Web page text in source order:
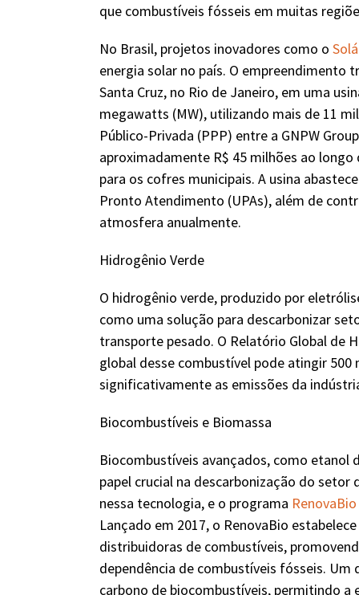
que combustíveis fósseis em muitas
No Brasil, projetos inovadores como o
energia solar no país. O
Santa Cruz, no Rio de Janeiro, em uma
megawatts (MW), utilizando mais de 11
Público-Privada (PPP) entre a GNPW
aproximadamente R$ 45 milhões ao
para os cofres municipais. A usina
Pronto Atendimento (UPAs), além de
atmosfera anualmente.
Hidrogênio Verde
O hidrogênio verde, produzido por
como uma solução para descarbonizar
transporte pesado. O Relatório Global de
global desse combustível pode atingir
significativamente as emissões da
Biocombustíveis e Biomassa
Biocombustíveis avançados, como etanol
papel crucial na descarbonização do
nessa tecnologia, e o programa RenovaBio
Lançado em 2017, o RenovaBio
distribuidoras de combustíveis,
dependência de combustíveis fósseis.
carbono de biocombustíveis, permitindo a